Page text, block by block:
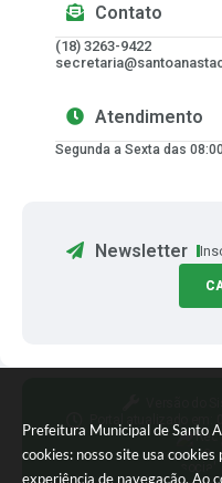
Prefeitura Municipal de Santo
cookies: nosso site usa cookies
experiência de navegação. Ao
Contato
(18) 3263-9422
Atendimento
Segunda a Sexta das
Newsletter